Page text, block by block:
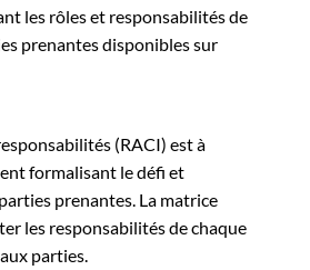
les rôles et responsabilités de
prenantes disponibles sur
(RACI) est à
formalisant le défi et
prenantes. La matrice
les responsabilités de chaque
parties.